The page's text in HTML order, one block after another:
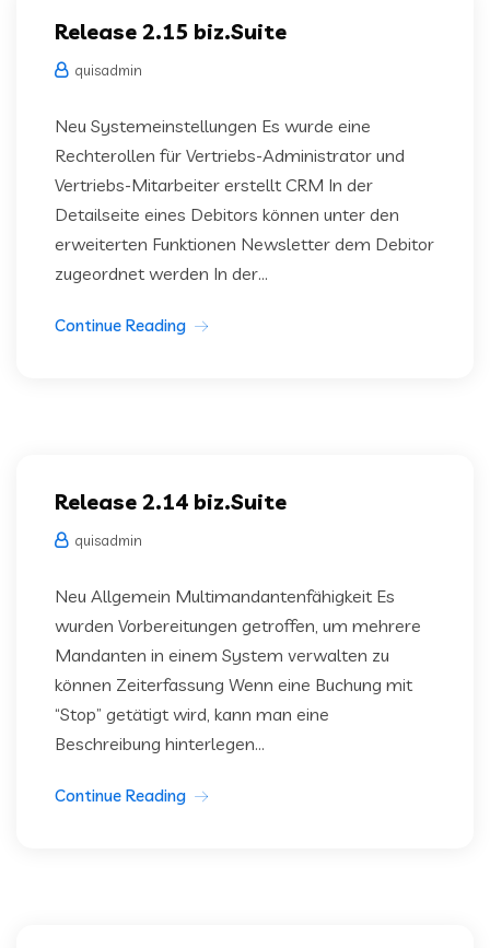
Release 2.15 biz.Suite
quisadmin
Neu Systemeinstellungen Es wurde eine
Rechterollen für Vertriebs-Administrator und
Vertriebs-Mitarbeiter erstellt CRM In der
Detailseite eines Debitors können unter den
erweiterten Funktionen Newsletter dem Debitor
zugeordnet werden In der...
Continue Reading
Release 2.14 biz.Suite
quisadmin
Neu Allgemein Multimandantenfähigkeit Es
wurden Vorbereitungen getroffen, um mehrere
Mandanten in einem System verwalten zu
können Zeiterfassung Wenn eine Buchung mit
“Stop” getätigt wird, kann man eine
Beschreibung hinterlegen...
Continue Reading